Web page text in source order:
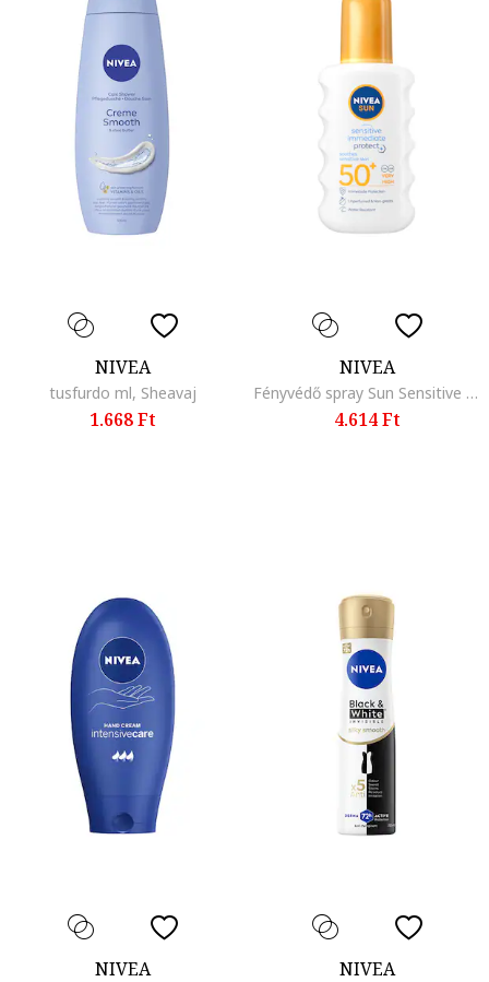
NIVEA
tusfurdo ml, Sheavaj
1.668 Ft
NIVEA
Fényvédő spray Sun Sensitive Immediate Protect, SPF 50+, 200 ml
4.614 Ft
NIVEA NIVEA